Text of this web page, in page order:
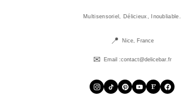
Multisensoriel, Délicieux, Inoubliable.
Nice, France
Email :contact@delicebar.fr